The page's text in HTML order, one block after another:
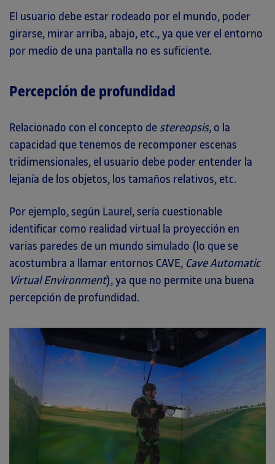
El usuario debe estar rodeado por el mundo, poder
girarse, mirar arriba, abajo, etc., ya que ver el entorno
por medio de una pantalla no es suficiente.
Percepción de profundidad
Relacionado con el concepto de stereopsis, o la
capacidad que tenemos de recomponer escenas
tridimensionales, el usuario debe poder entender la
lejanía de los objetos, los tamaños relativos, etc.
Por ejemplo, según Laurel, sería cuestionable
identificar como realidad virtual la proyección en
varias paredes de un mundo simulado (lo que se
acostumbra a llamar entornos CAVE, Cave Automatic
Virtual Environment), ya que no permite una buena
percepción de profundidad.